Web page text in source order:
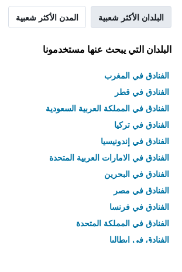
البلدان الأكثر شعبية المدن الأكثر شعبية
البلدان التي يبحث عنها مستخدمونا
الفنادق في المغرب
الفنادق في قطر
الفنادق في المملكة العربية السعودية
الفنادق في تركيا
الفنادق في إندونيسيا
الفنادق في الامارات العربية المتحدة
الفنادق في البحرين
الفنادق في مصر
الفنادق في فرنسا
الفنادق في المملكة المتحدة
الفنادق في إيطاليا